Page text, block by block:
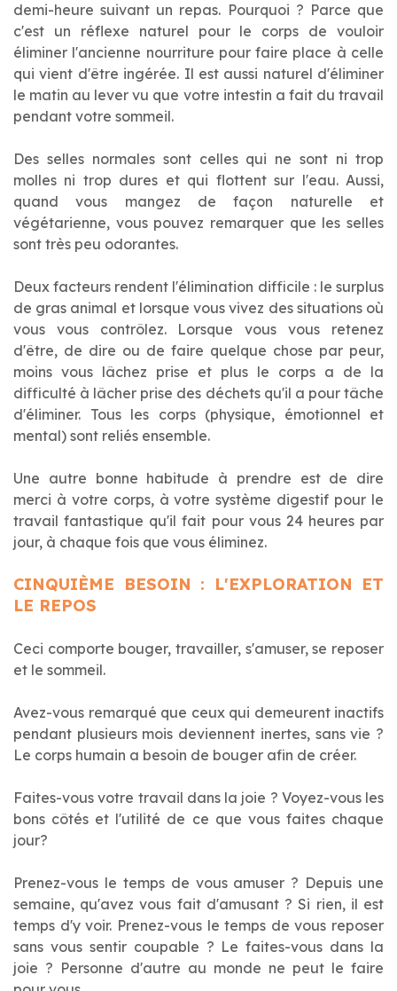
demi-heure suivant un repas. Pourquoi ? Parce que
c'est un réflexe naturel pour le corps de vouloir
éliminer l'ancienne nourriture pour faire place à celle
qui vient d'être ingérée. Il est aussi naturel d'éliminer
le matin au lever vu que votre intestin a fait du travail
pendant votre sommeil.
Des selles normales sont celles qui ne sont ni trop
molles ni trop dures et qui flottent sur l'eau. Aussi,
quand vous mangez de façon naturelle et
végétarienne, vous pouvez remarquer que les selles
sont très peu odorantes.
Deux facteurs rendent l'élimination difficile : le surplus
de gras animal et lorsque vous vivez des situations où
vous vous contrôlez. Lorsque vous vous retenez
d'être, de dire ou de faire quelque chose par peur,
moins vous lâchez prise et plus le corps a de la
difficulté à lâcher prise des déchets qu'il a pour tâche
d'éliminer. Tous les corps (physique, émotionnel et
mental) sont reliés ensemble.
Une autre bonne habitude à prendre est de dire
merci à votre corps, à votre système digestif pour le
travail fantastique qu'il fait pour vous 24 heures par
jour, à chaque fois que vous éliminez.
CINQUIÈME BESOIN : L'EXPLORATION ET
LE REPOS
Ceci comporte bouger, travailler, s'amuser, se reposer
et le sommeil.
Avez-vous remarqué que ceux qui demeurent inactifs
pendant plusieurs mois deviennent inertes, sans vie ?
Le corps humain a besoin de bouger afin de créer.
Faites-vous votre travail dans la joie ? Voyez-vous les
bons côtés et l'utilité de ce que vous faites chaque
jour?
Prenez-vous le temps de vous amuser ? Depuis une
semaine, qu'avez vous fait d'amusant ? Si rien, il est
temps d'y voir. Prenez-vous le temps de vous reposer
sans vous sentir coupable ? Le faites-vous dans la
joie ? Personne d'autre au monde ne peut le faire